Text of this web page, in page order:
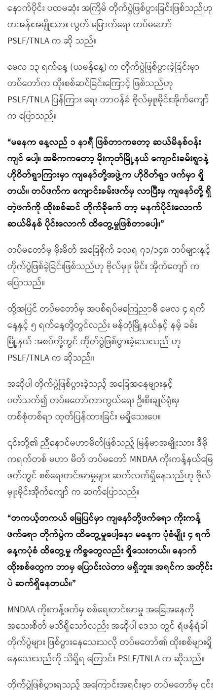
နောက်ပိုင်း ပထမဆုံး အကြိမ် တိုက်ပွဲဖြစ်ပွားခြင်းဖြစ်သည်ဟု
တအန်းအမျိုးသား လွတ် မြောက်ရေး တပ်မတော်
PSLF/TNLA က ဆို သည်။
မေလ ၁၃ ရက်နေ့ (ယမန်နေ့) က တိုက်ပွဲဖြစ်ပွားခဲ့ခြင်းမှာ
တပ်တော်က ထိုးစစ်ဆင်ခြင်းကြောင့် ဖြစ်သည်ဟု
PSLF/TNLA ပြန်ကြား ရေး တာဝန်ခံ ဗိုလ်မှူးမိုင်းအိုက်ကျော်
က ပြောသည်။
“မနေက နေ့လည် ၁ နာရီ ဖြစ်တာကတော့ ဆယ်မိနစ်ဝန်း
ကျင် ပေါ့။ အဓိကကတော့ မိုးကုတ်မြို့နယ် ကျောင်းခမ်းရွာနဲ့
ဟိုဝိတ်ရွာကြားမှာ ကျနော်တို့အဖွဲ့က ဟိုဝိတ်ရွာ ဖက်မှာ ရှိ
တယ်။ တပ်ဖက်က ကျောင်းခမ်းဖက်မှ လာပြီးမှ ကျနော်တို့ ရှိ
တဲ့ဖက်ကို ထိုးစစ်ဆင် တိုက်ခိုက်ေ တာ့ မနက်ပိုင်းလောက်
ဆယ်မိနစ် ပိုင်းလောက် ထိတွေ့မှုဖြစ်တာပေါ့။”
တပ်မတော်မှ မိုးမိတ် အခြေစိုက် ခလရ ၇၁/၁၄၈ တပ်များနှင့်
တိုက်ပွဲဖြစ်ခဲ့ခြင်းဖြစ်သည်ဟု ဗိုလ်မှူး မိုင်း အိုက်ကျော် က
ပြောသည်။
ထို့အပြင် တပ်မတော်မှ အပစ်ရပ်မကြေညာမီ မေလ ၄ ရက်
နေ့နှင့် ၅ ရက်နေ့တို့တွင်လည်း မန်တုံမြို့နယ်နှင့် နမ့် ခမ်း
မြို့နယ် အစပ်တို့တွင် တိုက်ပွဲဖြစ်ပွားခဲ့သေးသည် ဟု
PSLF/TNLA က ဆိုသည်။
အဆိုပါ တိုက်ပွဲဖြစ်ပွားခဲ့သည့် အခြေအနေများနှင့်
ပတ်သက်၍ တပ်မတော်ကာကွယ်ရေး ဦးစီးချုပ်ရုံးမှ
တစ်စုံတစ်ရာ ထုတ်ပြန်ထားခြင်း မရှိသေးပေ။
၎င်းတို့၏ ညီနောင်မဟာမိတ်ဖြစ်သည့် မြန်မာအမျိုးသား ဒီမို
ကရက်တစ် မဟာ မိတ် တပ်မတော် MNDAA ကိုးကန့်နယ်မြေ
ဖက်တွင် စစ်ရေးတင်းမာမှုများ ဆက်လက်ရှိနေသည်ဟု ဗိုလ်
မှူးမိုင်းအိုက်ကျော် က ဆက်ပြောသည်။
“တကယ့်တကယ် မြေပြင်မှာ ကျနော်တို့ဖက်ရော ကိုးကန့်
ဖက်ရော တိုက်ပွဲက ထိတွေ့မှုပေါ့နော မနေ့က ပုံစံမျိုး ၄ ရက်
နေ့ကပုံစံ ထိတွေ့မှု ကိစ္စတွေလည်း ရှိသေးတယ်။ နောက်
ထိုးစစ်တွေက ဘာမှ ပြောင်းလဲတာ မရှိဘူး။ အရင်က အတိုင်း
ပဲ ဆက်ရှိနေတယ်။”
MNDAA ကိုးကန့်ဖက်မှ စစ်ရေးတင်းမာမှု အခြေအနေကို
အသေးစိတ် မသိရှိသော်လည်း အဆိုပါ ဒေသ တွင် ရံဖန်ရံခါ
တိုက်ပွဲများ ဖြစ်ပွားနေသေးသလို တပ်မတော်၏ ထိုးစစ်များရှိ
နေသေးသည်ကို သိရှိရ ကြောင်း PSLF/TNLA က ဆိုသည်။
တိုက်ပွဲဖြစ်ပွားရသည့် အကြောင်းအရင်းမှာ တပ်မတော်မှ ၎င်း